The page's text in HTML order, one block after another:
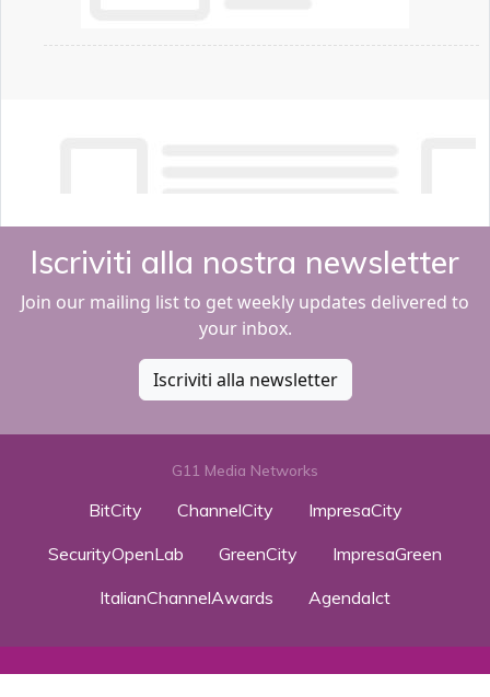
Iscriviti alla nostra newsletter
Join our mailing list to get weekly updates delivered to
your inbox.
Iscriviti alla newsletter
G11 Media Networks
BitCity ChannelCity
ImpresaCity
SecurityOpenLab
GreenCity
ImpresaGreen
ItalianChannelAwards
AgendaIct